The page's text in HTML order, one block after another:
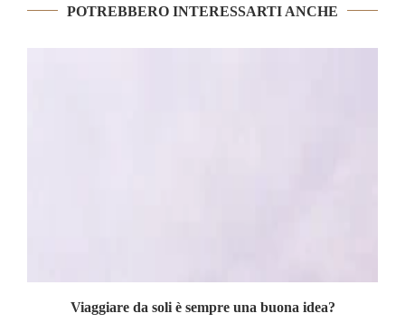
POTREBBERO INTERESSARTI ANCHE
Viaggiare da soli è sempre una buona idea?